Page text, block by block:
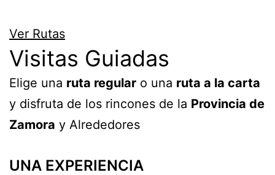
Ver Rutas
Visitas Guiadas
Elige una ruta regular o una ruta a la carta
y disfruta de los rincones de la Provincia de
Zamora y Alrededores
UNA EXPERIENCIA